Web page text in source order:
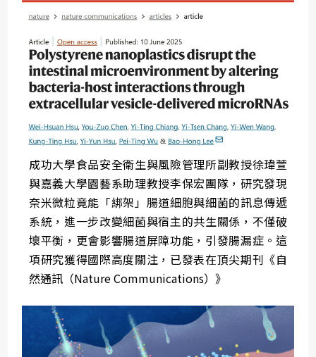
成功大學食品安全衛生與風險管理所副教授徐瑋萱
與嘉義大學園藝系助理教授李保宏團隊，研究發現
奈米微粒竟能「綁架」腸道細胞與細菌的訊息傳遞
系統，進一步改變細菌與宿主的共生關係，不僅破
壞平衡，更會影響腸道屏障功能，引發腸漏症。這
項研究獲得國際高度關注，已發表在頂尖期刊《自
然通訊（Nature Communications）》